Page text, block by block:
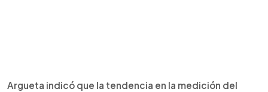
Argueta indicó que la tendencia en la medición del